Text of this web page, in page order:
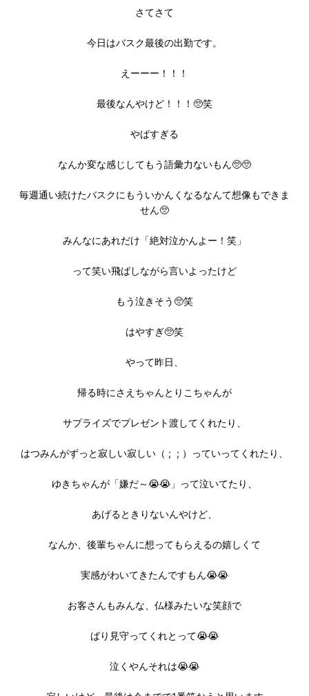
さてさて
今日はバスク最後の出勤です。
えーーー！！！
最後なんやけど！！！🥺笑
やばすぎる
なんか変な感じしてもう語彙力ないもん🥺🥺
毎週通い続けたバスクにもういかんくなるなんて想像もできま
せん🥺
みんなにあれだけ「絶対泣かんよー！笑」
って笑い飛ばしながら言いよったけど
もう泣きそう🥺笑
はやすぎ🥺笑
やって昨日、
帰る時にさえちゃんとりこちゃんが
サプライズでプレゼント渡してくれたり、
はつみんがずっと寂しい寂しい（ ; ; ）っていってくれたり、
ゆきちゃんが「嫌だ～😭😭」って泣いてたり、
あげるときりないんやけど、
なんか、後輩ちゃんに想ってもらえるの嬉しくて
実感がわいてきたんですもん😭😭
お客さんもみんな、仏様みたいな笑顔で
ばり見守ってくれとって😭😭
泣くやんそれは😭😭